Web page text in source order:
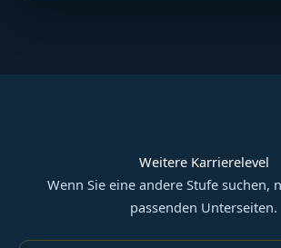
Weitere Karrierelevel
Wenn Sie eine andere Stufe suchen,
passenden Unterseiten.